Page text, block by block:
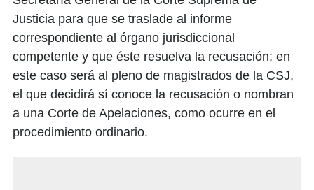
Justicia para que se traslade al informe
correspondiente al órgano jurisdiccional
competente y que éste resuelva la recusación; en
este caso será al pleno de magistrados de la CSJ,
el que decidirá sí conoce la recusación o nombran
a una Corte de Apelaciones, como ocurre en el
procedimiento ordinario.